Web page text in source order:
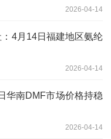
2026-04-14
4月14日福建地区氨纶
2026-04-14
华南DMF市场价格持稳
2026-04-14